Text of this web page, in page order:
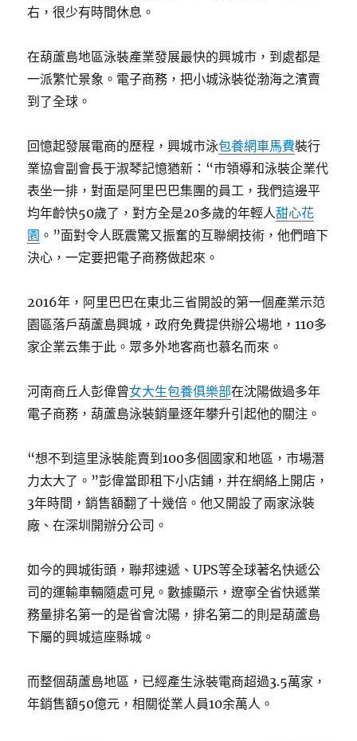
右，很少有時間休息。
在葫蘆島地區泳裝產業發展最快的興城市，到處都是
一派繁忙景象。電子商務，把小城泳裝從渤海之濱賣
到了全球。
回憶起發展電商的歷程，興城市泳包養網車馬費裝行
業協會副會長于淑琴記憶猶新：“市領導和泳裝企業代
表坐一排，對面是阿里巴巴集團的員工，我們這邊平
均年齡快50歲了，對方全是20多歲的年輕人甜心花
園 。”面對令人既震驚又振奮的互聯網技術，他們暗下
決心，一定要把電子商務做起來。
2016年，阿里巴巴在東北三省開設的第一個產業示范
園區落戶葫蘆島興城，政府免費提供辦公場地，110多
家企業云集于此。眾多外地客商也慕名而來。
河南商丘人彭偉曾女大生包養俱樂部在沈陽做過多年
電子商務，葫蘆島泳裝銷量逐年攀升引起他的關注。
“想不到這里泳裝能賣到100多個國家和地區，市場潛
力太大了。”彭偉當即租下小店鋪，并在網絡上開店，
3年時間，銷售額翻了十幾倍。他又開設了兩家泳裝
廠、在深圳開辦分公司。
如今的興城街頭，聯邦速遞、UPS等全球著名快遞公
司的運輸車輛隨處可見。數據顯示，遼寧全省快遞業
務量排名第一的是省會沈陽，排名第二的則是葫蘆島
下屬的興城這座縣城。
而整個葫蘆島地區，已經產生泳裝電商超過3.5萬家，
年銷售額50億元，相關從業人員10余萬人。